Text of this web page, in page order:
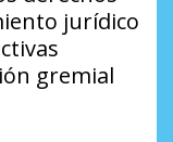
jurídico
gremial